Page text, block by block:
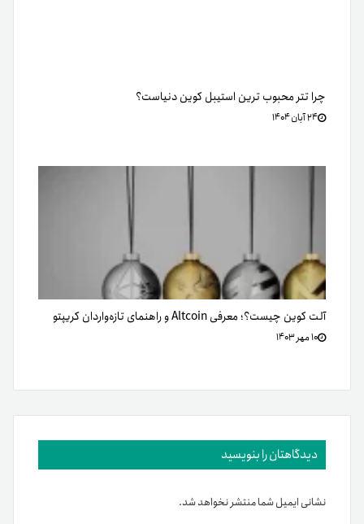
چرا تتر محبوب ترین استیبل کوین دنیاست؟
۲۴ آبان ۱۴۰۴
آلت کوین چیست؟؛ معرفی Altcoin و راهنمای تازه‌واردان کریپتو
۱۰ مهر ۱۴۰۳
دیدگاهتان را بنویسید
نشانی ایمیل شما منتشر نخواهد شد.